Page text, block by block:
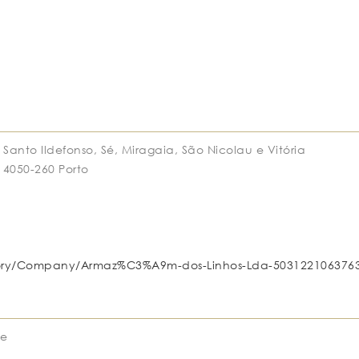
Ildefonso, Sé, Miragaia, São Nicolau e Vitória
260 Porto
Armaz%C3%A9m-dos-Linhos-Lda-